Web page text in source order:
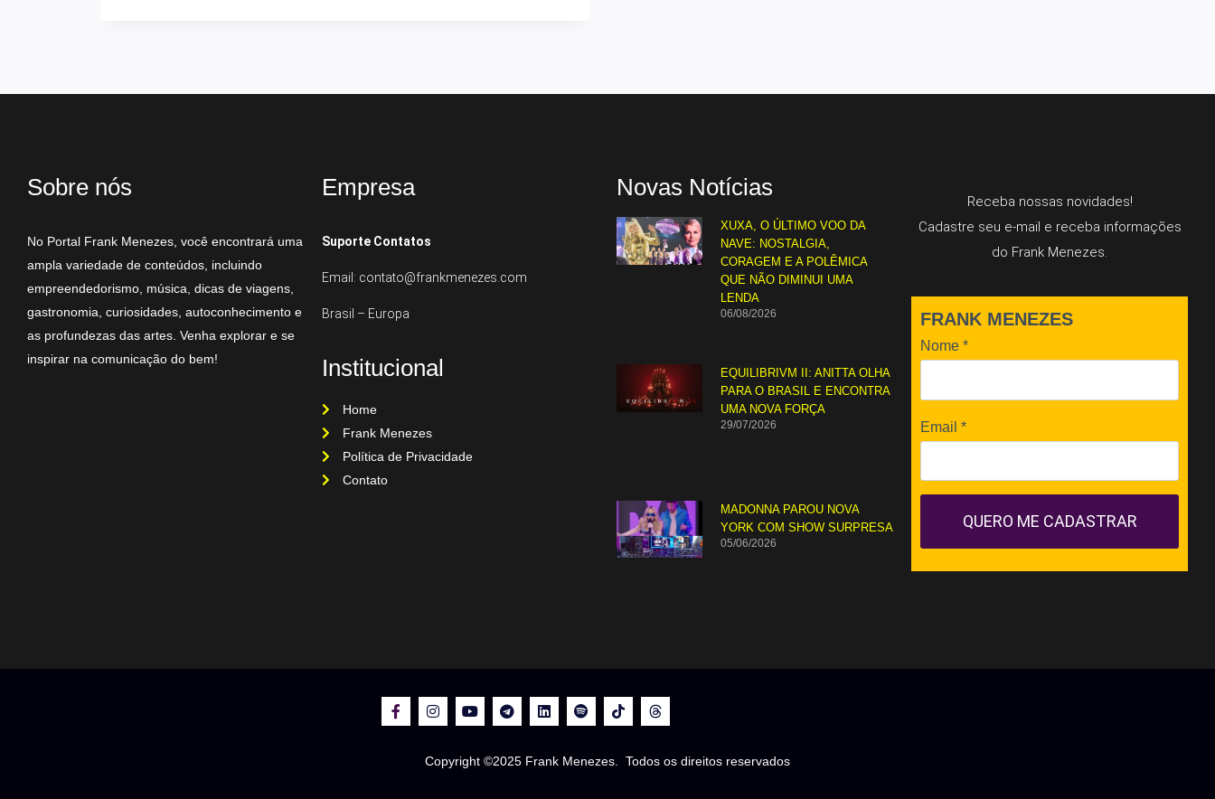
Sobre nós
No Portal Frank Menezes, você encontrará uma
ampla variedade de conteúdos, incluindo
empreendedorismo, música, dicas de viagens,
gastronomia, curiosidades, autoconhecimento e
as profundezas das artes. Venha explorar e se
inspirar na comunicação do bem!
Empresa
Suporte Contatos
Email: contato@frankmenezes.com
Brasil – Europa
Institucional
Home
Frank Menezes
Política de Privacidade
Contato
Novas Notícias
XUXA, O ÚLTIMO VOO DA
NAVE: NOSTALGIA,
CORAGEM E A POLÊMICA
QUE NÃO DIMINUI UMA
LENDA
06/08/2026
EQUILIBRIVM II: ANITTA OLHA
PARA O BRASIL E ENCONTRA
UMA NOVA FORÇA
29/07/2026
MADONNA PAROU NOVA
YORK COM SHOW SURPRESA
05/06/2026
Receba nossas novidades!
Cadastre seu e-mail e receba informações
do Frank Menezes.
FRANK MENEZES
Nome *
Email *
QUERO ME CADASTRAR
Copyright ©2025 Frank Menezes. Todos os direitos reservados